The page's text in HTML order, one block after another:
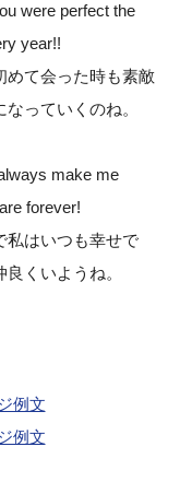
were perfect the
year!!
めて会った時も素敵
っていくのね。
make me
forever!
私はいつも幸せで
くいようね。
例文
例文